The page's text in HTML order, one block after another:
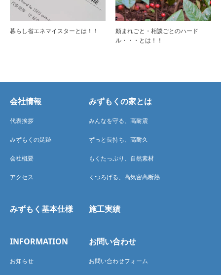
暮らし省エネマイスターとは！！
頼まれごと・相談ごとのハード
ル・・・とは！！
会社情報
代表挨拶
みずもくの足跡
会社概要
アクセス
みずもくの家とは
みんなを守る、高耐震
ずっと長持ち、高耐久
もくたっぷり、自然素材
くつろげる、高気密高断熱
みずもく基本仕様 施工実績
INFORMATION
お知らせ
お問い合わせ
お問い合わせフォーム